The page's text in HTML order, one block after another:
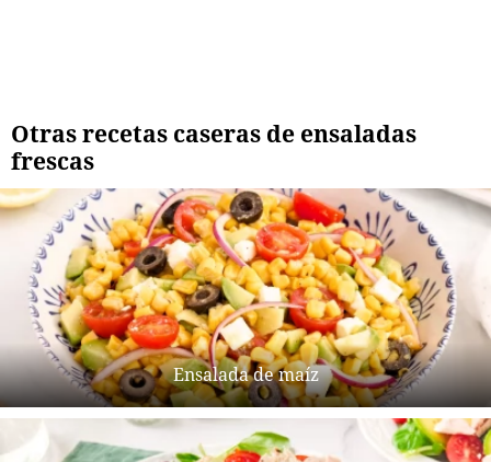
Otras recetas caseras de ensaladas
frescas
Ensalada de maíz